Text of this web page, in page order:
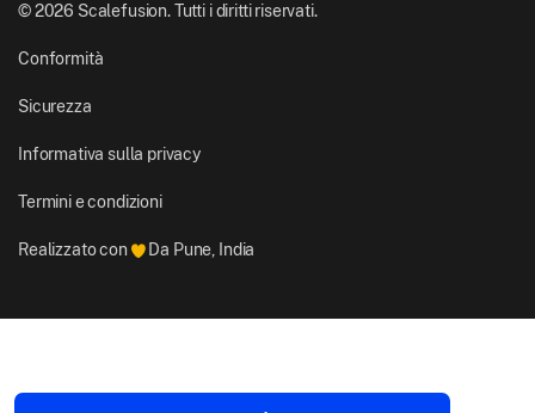
© 2026 Scalefusion. Tutti i diritti riservati.
Conformità
Sicurezza
Informativa sulla privacy
Termini e condizioni
Realizzato con Da Pune, India